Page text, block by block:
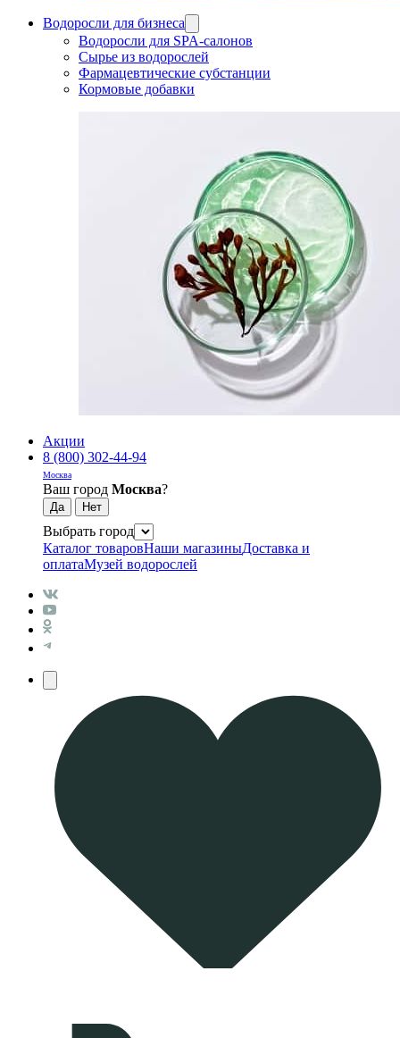
Водоросли для бизнеса
Водоросли для SPA-салонов
Сырье из водорослей
Фармацевтические субстанции
Кормовые добавки
Акции
8 (800) 302-44-94
Москва
Ваш город Москва?
Выбрать город
Каталог товаровНаши магазиныДоставка и
оплатаМузей водорослей